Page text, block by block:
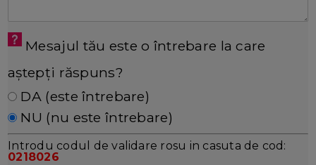
Mesajul tău este o întrebare la care
aștepți răspuns?
DA (este întrebare)
NU (nu este întrebare)
Introdu codul de validare rosu in casuta de cod:
0218026